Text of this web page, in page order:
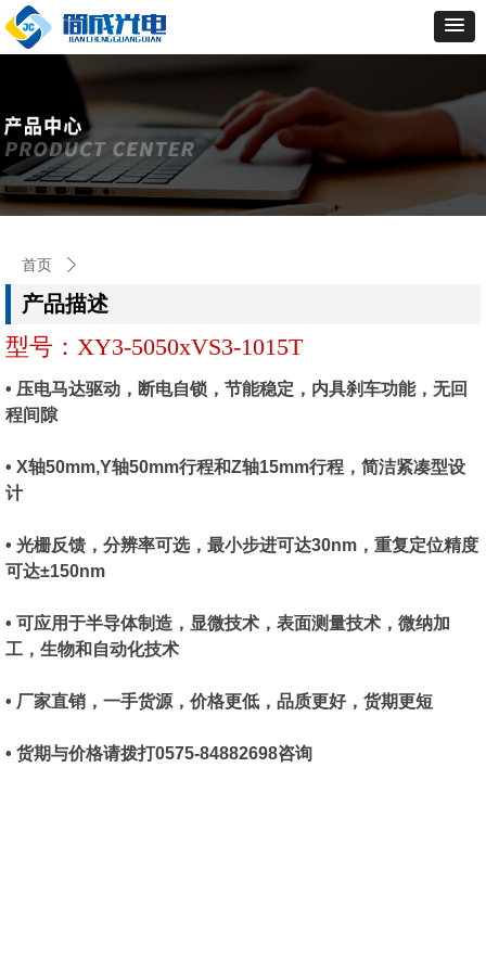
首页 ꄲ
型号：XY3-5050xVS3-1015T
• 压电马达驱动，断电自锁，节能稳定，内具刹车功能，无回
程间隙
• X轴50mm,Y轴50mm行程和Z轴15mm行程，简洁紧凑型设
计
• 光栅反馈，分辨率可选，最小步进可达30nm，重复定位精度
可达±150nm
• 可应用于半导体制造，显微技术，表面测量技术，微纳加
工，生物和自动化技术
• 厂家直销，一手货源，价格更低，品质更好，货期更短
• 货期与价格请拨打0575-84882698咨询
产品描述